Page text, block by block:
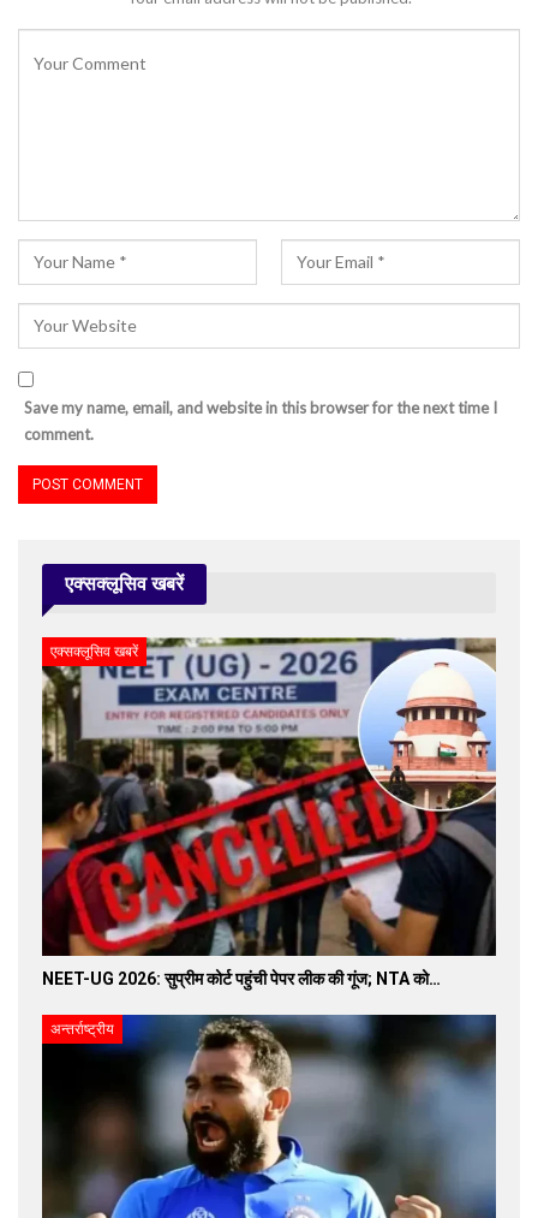
Save my name, email, and website in this browser for the next time I
comment.
एक्सक्लूसिव खबरें
एक्सक्लूसिव खबरें
NEET-UG 2026: सुप्रीम कोर्ट पहुंची पेपर लीक की गूंज; NTA को…
अन्तर्राष्ट्रीय